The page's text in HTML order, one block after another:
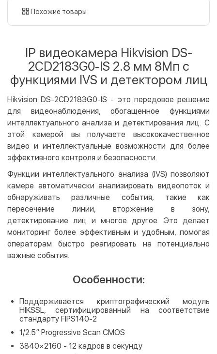
картой
LiqPay
Apple Pay
Google Pay
Безналичный расчет
Оплата на карту юр.лица
Оплата на счет юр.лица
Бесплатно
Кредит
Оплата частями (Приватбанк)
Покупка частями (Монобанк)
Похожие товары
IP видеокамера Hikvision DS-
2CD2183G0-IS 2.8 мм 8Мп с
функциями IVS и детектором лиц
Hikvision DS-2CD2183G0-IS - это передовое решение
для видеонаблюдения, обогащенное функциями
интеллектуального анализа и детектирования лиц. С
этой камерой вы получаете высококачественное
видео и интеллектуальные возможности для более
эффективного контроля и безопасности.
Функции интеллектуального анализа (IVS) позволяют
камере автоматически анализировать видеопоток и
обнаруживать различные события, такие как
пересечение линии, вторжение в зону,
детектирование лиц и многое другое. Это делает
мониторинг более эффективным и удобным, помогая
операторам быстро реагировать на потенциально
важные события.
Особенности:
Поддерживается криптографический модуль
HIKSSL, сертифицированный на соответствие
стандарту FIPS140-2
1/2.5″ Progressive Scan CMOS
3840×2160 - 12 кадров в секунду